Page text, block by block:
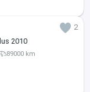
2
2010
89000 km